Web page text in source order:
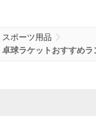
スポーツ用品
卓球ラケットおすすめラ